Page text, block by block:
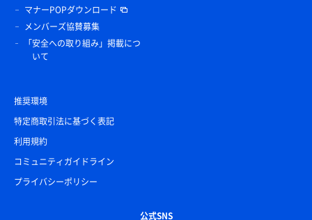
マナーPOPダウンロード
メンバーズ協賛募集
「安全への取り組み」掲載につ
いて
推奨環境
特定商取引法に基づく表記
利用規約
コミュニティガイドライン
プライバシーポリシー
公式SNS